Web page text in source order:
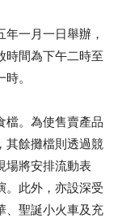
一月一日舉辦，
時間為下午二時至
。
檔。為使售賣產品
其餘攤檔則透過競
場將安排流動表
。此外，亦設深受
、聖誕小火車及充